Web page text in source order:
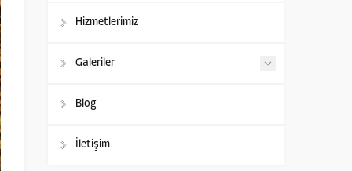
Hizmetlerimiz
Galeriler
Blog
İletişim